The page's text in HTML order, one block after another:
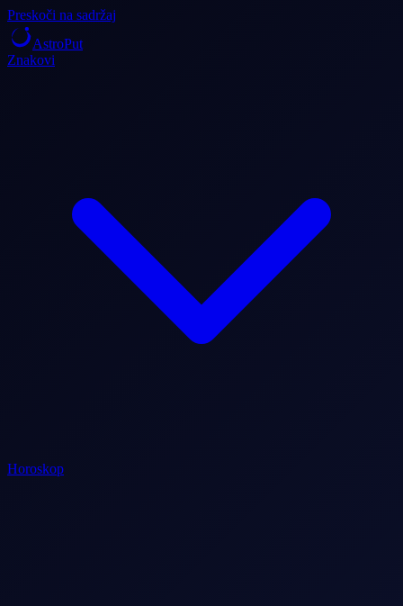
Preskoči na sadržaj
AstroPut
Znakovi
Horoskop